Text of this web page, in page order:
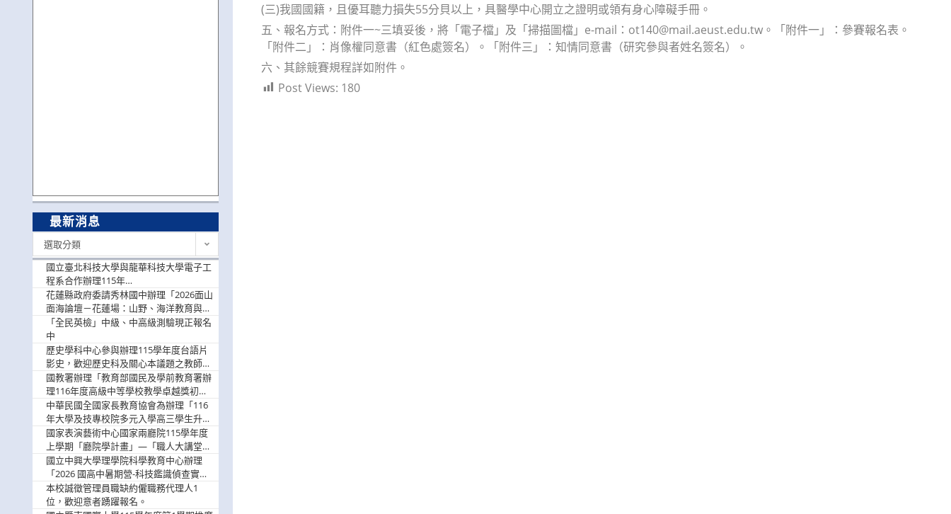
(三)我國國籍，且優耳聽力損失55分貝以上，具醫學中心開立之證明或領有身心障礙手冊。
五、報名方式：附件一~三填妥後，將「電子檔」及「掃描圖檔」e-mail：ot140@mail.aeust.edu.tw。「附件一」：參賽報名表。
「附件二」：肖像權同意書（紅色處簽名）。「附件三」：知情同意書（研究參與者姓名簽名）。
六、其餘競賽規程詳如附件。
Post Views: 180
最新消息
選取分類
國立臺北科技大學與龍華科技大學電子工
程系合作辦理115年
「115.08.10~08.12「AI賦能應用於智慧半
導體研習營」，歡迎學生踴躍報名參加
花蓮縣政府委請秀林國中辦理「2026面山
面海論壇－花蓮場：山野、海洋教育與戶
外安全實務課程」，歡迎踴躍報名參加
「全民英檢」中級、中高級測驗現正報名
中
歷史學科中心參與辦理115學年度台語片
影史，歡迎歷史科及關心本議題之教師踴
躍報名參加
國教署辦理「教育部國民及學前教育署辦
理116年度高級中等學校教學卓越獎初選
實施計畫」，鼓勵教師踴躍報名
中華民國全國家長教育協會為辦理「116
年大學及技專校院多元入學高三學生升學
輔導家長說明會」
國家表演藝術中心國家兩廳院115學年度
上學期「廳院學計畫」—「職人大講堂」
及「一日體驗課程」，鼓勵踴躍報名參
與。
國立中興大學理學院科學教育中心辦理
「2026 國高中暑期營-科技鑑識偵查實戰
營」活動資訊，鼓勵學生踴躍報名參加。
本校誠徵管理員職缺約僱職務代理人1
位，歡迎意者踴躍報名。